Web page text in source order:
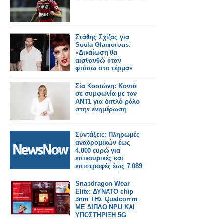
Στάθης Σχίζας για
Soula Glamorous:
«Δικαίωση θα
αισθανθώ όταν
φτάσω στο τέρμα»
Σία Κοσιώνη: Κοντά
σε συμφωνία με τον
ΑΝΤ1 για διπλό ρόλο
στην ενημέρωση
Συντάξεις: Πληρωμές
αναδρομικών έως
4.000 ευρώ για
επικουρικές και
επιστροφές έως 7.089
ευρώ για χηρείας - Οι
δικαιούχοι ανά
κατηγορία.
Snapdragon Wear
Elite: ΔΥΝΑΤΟ chip
3nm ΤΗΣ Qualcomm
ΜΕ ΔΙΠΛΟ NPU ΚΑΙ
ΥΠΟΣΤΗΡΙΞΗ 5G